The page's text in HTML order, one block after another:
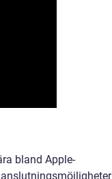
bland Apple-